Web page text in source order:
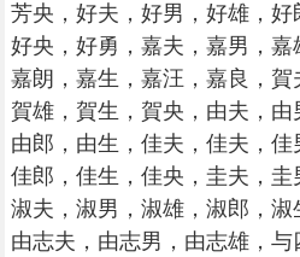
芳央，好夫，好男，好雄，好
好央，好勇，嘉夫，嘉男，嘉
嘉朗，嘉生，嘉汪，嘉良，賀
賀雄，賀生，賀央，由夫，由
由郎，由生，佳夫，佳夫，佳
佳郎，佳生，佳央，圭夫，圭
淑夫，淑男，淑雄，淑郎，淑
由志夫，由志男，由志雄，与